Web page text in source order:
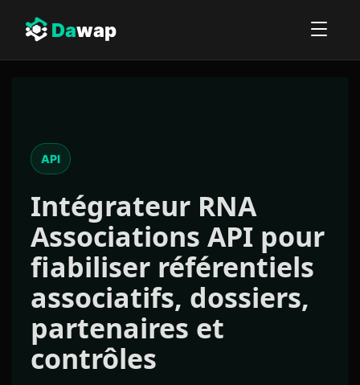
Dawap
API
Intégrateur RNA
Associations API pour
fiabiliser référentiels
associatifs, dossiers,
partenaires et
contrôles